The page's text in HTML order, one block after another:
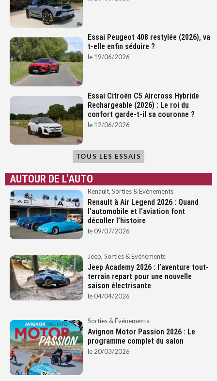
Essai Peugeot 408 restylée (2026), va
t-elle enfin séduire ?
le 19/06/2026
Essai Citroën C5 Aircross Hybride
Rechargeable (2026) : Le roi du
confort garde-t-il sa couronne ?
le 12/06/2026
TOUS LES ESSAIS
AUTOUR DE L'AUTO
Renault,Sorties & Événements
Renault à Air Legend 2026 : Quand
l’automobile et l’aviation font
décoller l’histoire
le09/07/2026
Jeep,Sorties & Événements
Jeep Academy 2026 : l’aventure tout-
terrain repart pour une nouvelle
saison électrisante
le04/04/2026
Sorties & Événements
Avignon Motor Passion 2026 : Le
programme complet du salon
le 20/03/2026